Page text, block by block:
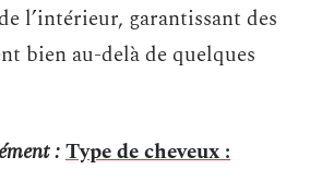
l’intérieur, garantissant des
bien au-delà de quelques
:Type de cheveux :